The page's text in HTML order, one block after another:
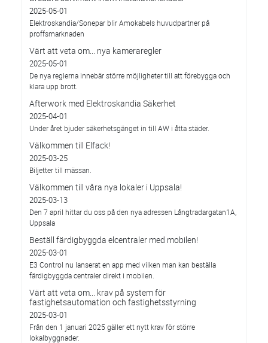
2025-05-01
Elektroskandia/Sonepar blir Amokabels huvudpartner på
proffsmarknaden
Värt att veta om... nya kameraregler
2025-05-01
De nya reglerna innebär större möjligheter till att förebygga och
klara upp brott.
Afterwork med Elektroskandia Säkerhet
2025-04-01
Under året bjuder säkerhetsgänget in till AW i åtta städer.
Välkommen till Elfack!
2025-03-25
Biljetter till mässan.
Välkommen till våra nya lokaler i Uppsala!
2025-03-13
Den 7 april hittar du oss på den nya adressen Långtradargatan1A,
Uppsala
Beställ färdigbyggda elcentraler med mobilen!
2025-03-01
E3 Control nu lanserat en app med vilken man kan beställa
färdigbyggda centraler direkt i mobilen.
Värt att veta om... krav på system för
fastighetsautomation och fastighetsstyrning
2025-03-01
Från den 1 januari 2025 gäller ett nytt krav för större
lokalbyggnader.